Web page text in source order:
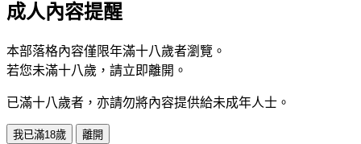
成人內容提醒
本部落格內容僅限年滿十八歲者瀏覽。
若您未滿十八歲，請立即離開。
已滿十八歲者，亦請勿將內容提供給未成年人士。
我已滿18歲 離開